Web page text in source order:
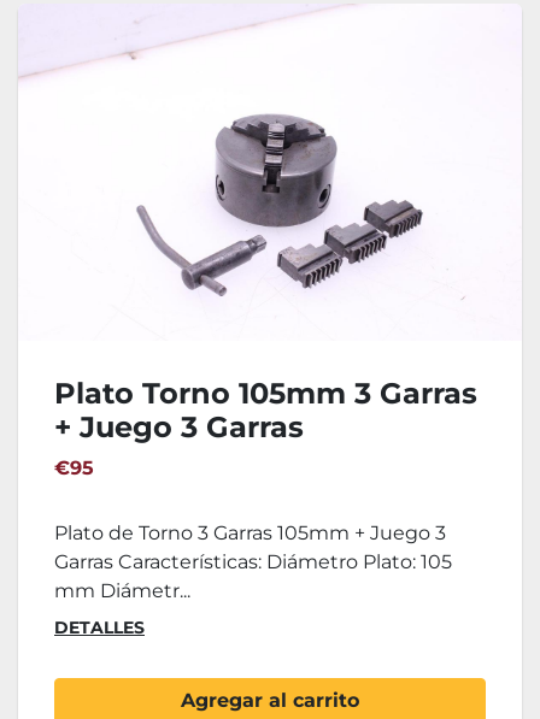
Plato Torno 105mm 3 Garras
+ Juego 3 Garras
€95
Plato de Torno 3 Garras 105mm + Juego 3
Garras Características: Diámetro Plato: 105
mm Diámetr...
DETALLES
Agregar al carrito